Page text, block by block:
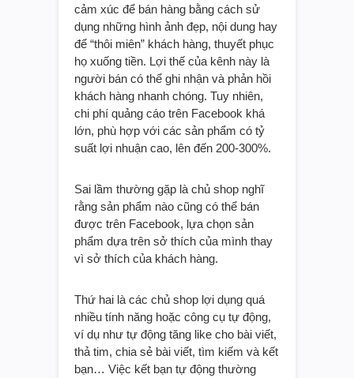
cảm xúc để bán hàng bằng cách sử
dụng những hình ảnh đẹp, nội dung hay
để “thôi miên” khách hàng, thuyết phục
họ xuống tiền. Lợi thế của kênh này là
người bán có thể ghi nhận và phản hồi
khách hàng nhanh chóng. Tuy nhiên,
chi phí quảng cáo trên Facebook khá
lớn, phù hợp với các sản phẩm có tỷ
suất lợi nhuận cao, lên đến 200-300%.
Sai lầm thường gặp là chủ shop nghĩ
rằng sản phẩm nào cũng có thể bán
được trên Facebook, lựa chọn sản
phẩm dựa trên sở thích của mình thay
vì sở thích của khách hàng.
Thứ hai là các chủ shop lợi dụng quá
nhiều tính năng hoặc công cụ tự động,
ví dụ như tự động tăng like cho bài viết,
thả tim, chia sẻ bài viết, tìm kiếm và kết
bạn… Việc kết bạn tự động thường